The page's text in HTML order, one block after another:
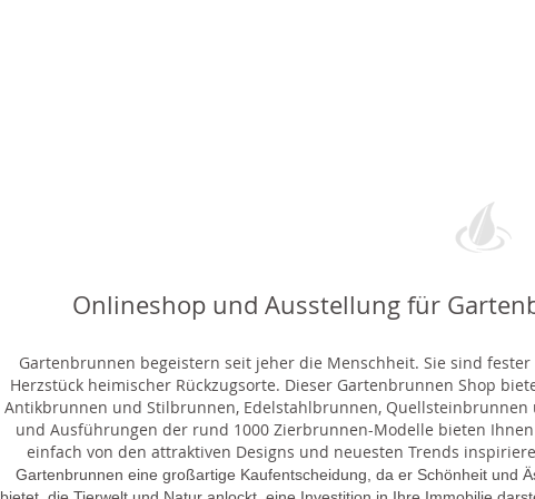
Onlineshop und Ausstellung für
Gartenbrunnen begeistern seit jeher die Menschheit. Sie sind
Herzstück heimischer Rückzugsorte. Dieser Gartenbrunnen Shop
Antikbrunnen und Stilbrunnen, Edelstahlbrunnen,
und Ausführungen der rund 1000 Zierbrunnen-Modelle bieten
einfach von den attraktiven Designs und neuesten Trends
Gartenbrunnen eine großartige Kaufentscheidung, da er Schönheit und